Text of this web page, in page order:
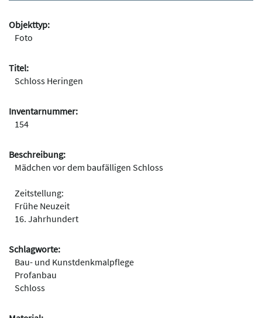
Objekttyp:
Foto
Titel:
Schloss Heringen
Inventarnummer:
154
Beschreibung:
Mädchen vor dem baufälligen Schloss
Zeitstellung:
Frühe Neuzeit
16. Jahrhundert
Schlagworte:
Bau- und Kunstdenkmalpflege
Profanbau
Schloss